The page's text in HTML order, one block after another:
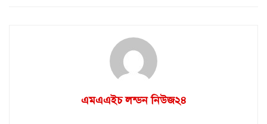
এমএএইচ লন্ডন নিউজ২৪